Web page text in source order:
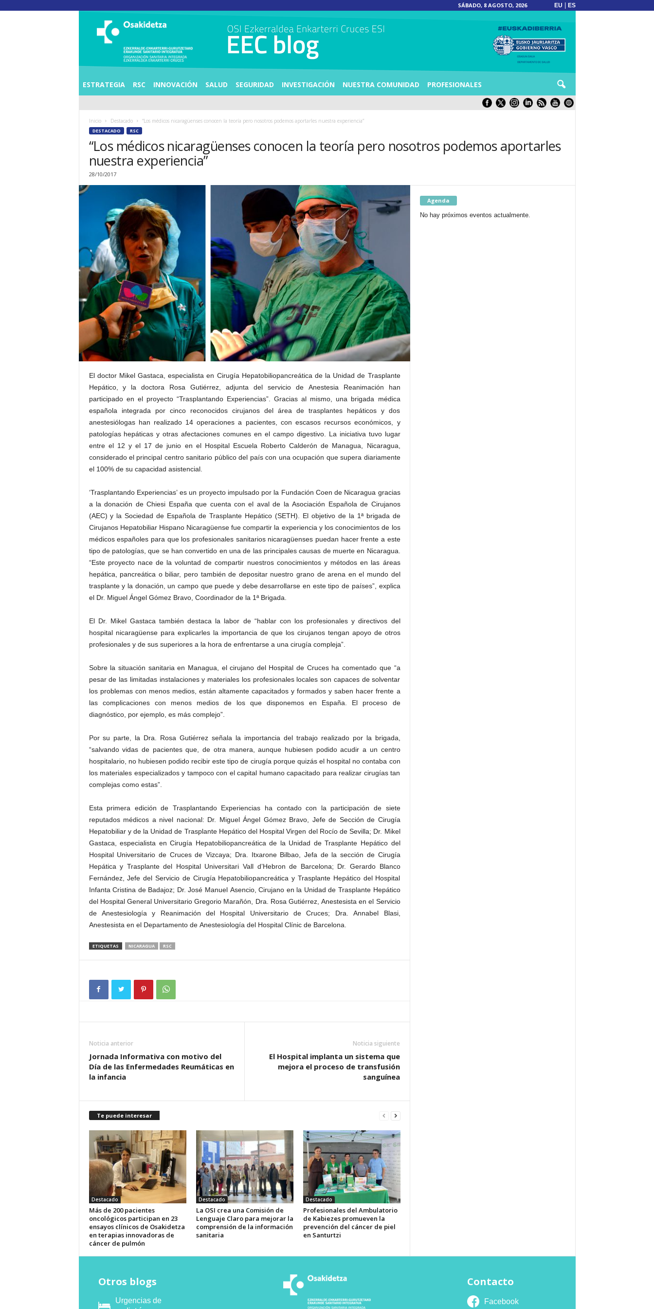
SÁBADO, 8 AGOSTO, 2026 EU ES
A
A
I
C
R
C
E
S
ESTRATEGIA RSC INNOVACIÓN SALUD SEGURIDAD INVESTIGACIÓN NUESTRA COMUNIDAD PROFESIONALES
Inicio Destacado “Los médicos nicaragüenses conocen la teoría pero nosotros podemos aportarles nuestra experiencia”
DESTACADO RSC
“Los médicos nicaragüenses conocen la teoría pero nosotros podemos aportarles
nuestra experiencia”
28/10/2017
El doctor Mikel Gastaca, especialista en Cirugía Hepatobiliopancreática de la Unidad de Trasplante
Hepático, y la doctora Rosa Gutiérrez, adjunta del servicio de Anestesia Reanimación han
participado en el proyecto “Trasplantando Experiencias”. Gracias al mismo, una brigada médica
española integrada por cinco reconocidos cirujanos del área de trasplantes hepáticos y dos
anestesiólogas han realizado 14 operaciones a pacientes, con escasos recursos económicos, y
patologías hepáticas y otras afectaciones comunes en el campo digestivo. La iniciativa tuvo lugar
entre el 12 y el 17 de junio en el Hospital Escuela Roberto Calderón de Managua, Nicaragua,
considerado el principal centro sanitario público del país con una ocupación que supera diariamente
el 100% de su capacidad asistencial.
‘Trasplantando Experiencias’ es un proyecto impulsado por la Fundación Coen de Nicaragua gracias
a la donación de Chiesi España que cuenta con el aval de la Asociación Española de Cirujanos
(AEC) y la Sociedad de Española de Trasplante Hepático (SETH). El objetivo de la 1ª brigada de
Cirujanos Hepatobiliar Hispano Nicaragüense fue compartir la experiencia y los conocimientos de los
médicos españoles para que los profesionales sanitarios nicaragüenses puedan hacer frente a este
tipo de patologías, que se han convertido en una de las principales causas de muerte en Nicaragua.
“Este proyecto nace de la voluntad de compartir nuestros conocimientos y métodos en las áreas
hepática, pancreática o biliar, pero también de depositar nuestro grano de arena en el mundo del
trasplante y la donación, un campo que puede y debe desarrollarse en este tipo de países”, explica
el Dr. Miguel Ángel Gómez Bravo, Coordinador de la 1ª Brigada.
El Dr. Mikel Gastaca también destaca la labor de “hablar con los profesionales y directivos del
hospital nicaragüense para explicarles la importancia de que los cirujanos tengan apoyo de otros
profesionales y de sus superiores a la hora de enfrentarse a una cirugía compleja”.
Sobre la situación sanitaria en Managua, el cirujano del Hospital de Cruces ha comentado que “a
pesar de las limitadas instalaciones y materiales los profesionales locales son capaces de solventar
los problemas con menos medios, están altamente capacitados y formados y saben hacer frente a
las complicaciones con menos medios de los que disponemos en España. El proceso de
diagnóstico, por ejemplo, es más complejo”.
Por su parte, la Dra. Rosa Gutiérrez señala la importancia del trabajo realizado por la brigada,
“salvando vidas de pacientes que, de otra manera, aunque hubiesen podido acudir a un centro
hospitalario, no hubiesen podido recibir este tipo de cirugía porque quizás el hospital no contaba con
los materiales especializados y tampoco con el capital humano capacitado para realizar cirugías tan
complejas como estas”.
Esta primera edición de Trasplantando Experiencias ha contado con la participación de siete
reputados médicos a nivel nacional: Dr. Miguel Ángel Gómez Bravo, Jefe de Sección de Cirugía
Hepatobiliar y de la Unidad de Trasplante Hepático del Hospital Virgen del Rocío de Sevilla; Dr. Mikel
Gastaca, especialista en Cirugía Hepatobiliopancreática de la Unidad de Trasplante Hepático del
Hospital Universitario de Cruces de Vizcaya; Dra. Itxarone Bilbao, Jefa de la sección de Cirugía
Hepática y Trasplante del Hospital Universitari Vall d’Hebron de Barcelona; Dr. Gerardo Blanco
Fernández, Jefe del Servicio de Cirugía Hepatobiliopancreática y Trasplante Hepático del Hospital
Infanta Cristina de Badajoz; Dr. José Manuel Asencio, Cirujano en la Unidad de Trasplante Hepático
del Hospital General Universitario Gregorio Marañón, Dra. Rosa Gutiérrez, Anestesista en el Servicio
de Anestesiología y Reanimación del Hospital Universitario de Cruces; Dra. Annabel Blasi,
Anestesista en el Departamento de Anestesiología del Hospital Clínic de Barcelona.
ETIQUETAS NICARAGUA RSC
Noticia anterior
Jornada Informativa con motivo del
Día de las Enfermedades Reumáticas en
la infancia
Noticia siguiente
El Hospital implanta un sistema que
mejora el proceso de transfusión
sanguínea
Te puede interesar
Destacado
Más de 200 pacientes
oncológicos participan en 23
ensayos clínicos de Osakidetza
en terapias innovadoras de
cáncer de pulmón
Destacado
La OSI crea una Comisión de
Lenguaje Claro para mejorar la
comprensión de la información
sanitaria
Destacado
Profesionales del Ambulatorio
de Kabiezes promueven la
prevención del cáncer de piel
en Santurtzi
Agenda
No hay próximos eventos actualmente.
Otros blogs
Urgencias de
Contacto
Facebook